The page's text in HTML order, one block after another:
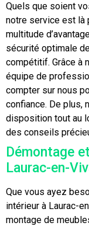
Quels que soient
notre service est là
multitude
sécurité optimale
compétitif. Grâce à
équipe de
compter sur nous
confiance. De plus,
disposition tout au
des conseils
Démontage
Laurac-en-
Que vous ayez
intérieur à Laurac-
montage de